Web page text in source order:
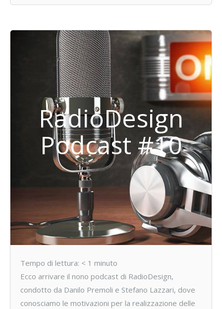
RadioDesign
Podcast #10
Tempo di lettura: < 1 minuto
Ecco arrivare il nono podcast di RadioDesign,
condotto da Danilo Premoli e Stefano Lazzari, dove
conosciamo le motivazioni per la realizzazione delle